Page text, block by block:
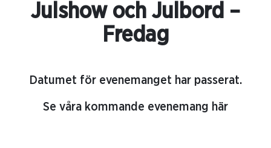
Julshow och Julbord –
Fredag
Datumet för evenemanget har passerat.
Se våra kommande evenemang här